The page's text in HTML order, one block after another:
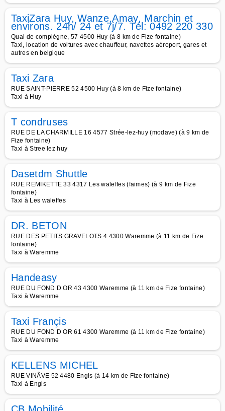
TaxiZara Huy, Wanze,Amay, Marchin et
environs. 24h/ 24 et 7j/7. Tél: 0492 220 330
Quai de compiègne, 57 4500 Huy (à 8 km de Fize fontaine)
Taxi, location de voitures avec chauffeur, navettes aéroport, gares et
autres en belgique
Taxi Zara
RUE SAINT-PIERRE 52 4500 Huy (à 8 km de Fize fontaine)
Taxi à Huy
T condruses
RUE DE LA CHARMILLE 16 4577 Strée-lez-huy (modave) (à 9 km de
Fize fontaine)
Taxi à Stree lez huy
Dasetdm Shuttle
RUE REMIKETTE 33 4317 Les waleffes (faimes) (à 9 km de Fize
fontaine)
Taxi à Les waleffes
DR. BETON
RUE DES PETITS GRAVELOTS 4 4300 Waremme (à 11 km de Fize
fontaine)
Taxi à Waremme
Handeasy
RUE DU FOND D OR 43 4300 Waremme (à 11 km de Fize fontaine)
Taxi à Waremme
Taxi Françis
RUE DU FOND D OR 61 4300 Waremme (à 11 km de Fize fontaine)
Taxi à Waremme
KELLENS MICHEL
RUE VINÂVE 52 4480 Engis (à 14 km de Fize fontaine)
Taxi à Engis